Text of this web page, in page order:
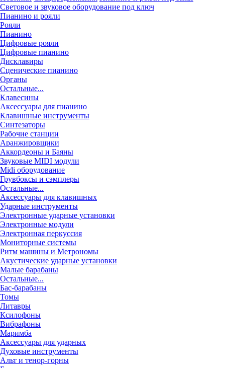
Световое и звуковое оборудование под ключ
Пианино и рояли
Рояли
Пианино
Цифровые рояли
Цифровые пианино
Дисклавиры
Сценические пианино
Органы
Остальные...
Клавесины
Аксессуары для пианино
Клавишные инструменты
Синтезаторы
Рабочие станции
Аранжировщики
Аккордеоны и Баяны
Звуковые MIDI модули
Midi оборудование
Грувбоксы и сэмплеры
Остальные...
Аксессуары для клавишных
Ударные инструменты
Электронные ударные установки
Электронные модули
Электронная перкуссия
Мониторные системы
Ритм машины и Метрономы
Акустические ударные установки
Малые барабаны
Остальные...
Бас-барабаны
Томы
Литавры
Ксилофоны
Вибрафоны
Маримба
Аксессуары для ударных
Духовые инструменты
Альт и тенор-горны